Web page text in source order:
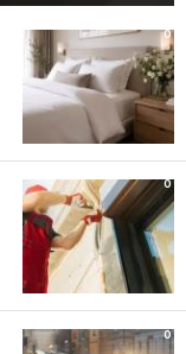
0
0
0